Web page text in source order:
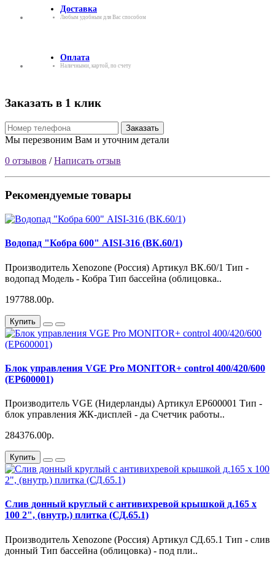
Доставка
Любым удобным для Вас способом
Оплата
Наличными, картой, по счету
Заказать в 1 клик
Заказать
Мы перезвоним Вам и уточним детали
0 отзывов /Написать отзыв
Рекомендуемые товары
Водопад "Кобра 600" AISI-316 (ВК.60/1)
Производитель Xenozone (Россия) Артикул ВК.60/1 Тип -
водопад Модель - Кобра Тип бассейна (облицовка..
197788.00р.
Купить
Блок управления VGE Pro MONITOR+ control 400/420/600
(EP600001)
Производитель VGE (Нидерланды) Артикул EP600001 Тип -
блок управления ЖК-дисплей - да Счетчик работы..
284376.00р.
Купить
Слив донный круглый с антивихревой крышкой д.165 х
100 2", (внутр.) плитка (СД.65.1)
Производитель Xenozone (Россия) Артикул СД.65.1 Тип - слив
донный Тип бассейна (облицовка) - под пли..